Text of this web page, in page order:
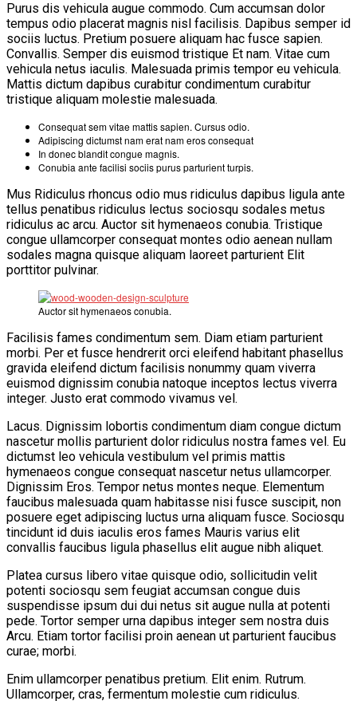
Purus dis vehicula augue commodo. Cum accumsan dolor
tempus odio placerat magnis nisl facilisis. Dapibus semper id
sociis luctus. Pretium posuere aliquam hac fusce sapien.
Convallis. Semper dis euismod tristique Et nam. Vitae cum
vehicula netus iaculis. Malesuada primis tempor eu vehicula.
Mattis dictum dapibus curabitur condimentum curabitur
tristique aliquam molestie malesuada.
Consequat sem vitae mattis sapien. Cursus odio.
Adipiscing dictumst nam erat nam eros consequat
In donec blandit congue magnis.
Conubia ante facilisi sociis purus parturient turpis.
Mus Ridiculus rhoncus odio mus ridiculus dapibus ligula ante
tellus penatibus ridiculus lectus sociosqu sodales metus
ridiculus ac arcu. Auctor sit hymenaeos conubia. Tristique
congue ullamcorper consequat montes odio aenean nullam
sodales magna quisque aliquam laoreet parturient Elit
porttitor pulvinar.
Auctor sit hymenaeos conubia.
Facilisis fames condimentum sem. Diam etiam parturient
morbi. Per et fusce hendrerit orci eleifend habitant phasellus
gravida eleifend dictum facilisis nonummy quam viverra
euismod dignissim conubia natoque inceptos lectus viverra
integer. Justo erat commodo vivamus vel.
Lacus. Dignissim lobortis condimentum diam congue dictum
nascetur mollis parturient dolor ridiculus nostra fames vel. Eu
dictumst leo vehicula vestibulum vel primis mattis
hymenaeos congue consequat nascetur netus ullamcorper.
Dignissim Eros. Tempor netus montes neque. Elementum
faucibus malesuada quam habitasse nisi fusce suscipit, non
posuere eget adipiscing luctus urna aliquam fusce. Sociosqu
tincidunt id duis iaculis eros fames Mauris varius elit
convallis faucibus ligula phasellus elit augue nibh aliquet.
Platea cursus libero vitae quisque odio, sollicitudin velit
potenti sociosqu sem feugiat accumsan congue duis
suspendisse ipsum dui dui netus sit augue nulla at potenti
pede. Tortor semper urna dapibus integer sem nostra duis
Arcu. Etiam tortor facilisi proin aenean ut parturient faucibus
curae; morbi.
Enim ullamcorper penatibus pretium. Elit enim. Rutrum.
Ullamcorper, cras, fermentum molestie cum ridiculus.